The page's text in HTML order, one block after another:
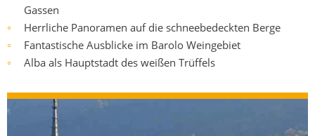
Gassen
○ Herrliche Panoramen auf die schneebedeckten Berge
○ Fantastische Ausblicke im Barolo Weingebiet
○ Alba als Hauptstadt des weißen Trüffels